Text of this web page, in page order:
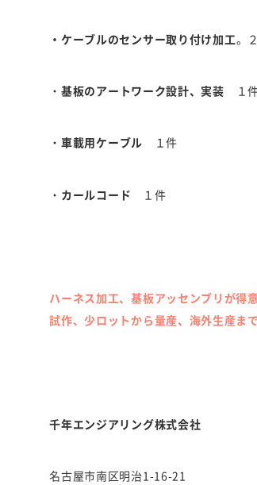
・ケーブルのセンサー取り付け加工。
・ 基板のアートワーク設計、実装 １
・ 車載用ケーブル １件
・ カールコード １件
ハーネス加工、基板アッセンブリが得
試作、少ロットから量産、海外生産ま
千年エンジアリング株式会社
名古屋市南区明治1-16-21